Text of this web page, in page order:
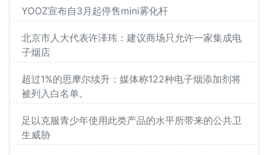
YOOZ宣布自3月起停售mini雾化杆
北京市人大代表许泽玮：建议商场只允许一家集成电
子烟店
超过1%的思摩尔续升：媒体称122种电子烟添加剂将
被列入白名单。
足以克服青少年使用此类产品的水平所带来的公共卫
生威胁